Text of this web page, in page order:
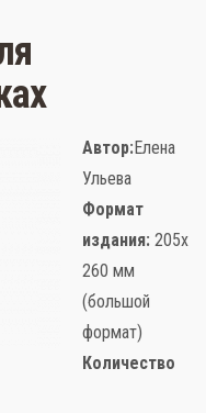
Слова поддержки
Автор:Елена
Ульева
Формат
издания: 205х
260 мм
(большой
формат)
Количество